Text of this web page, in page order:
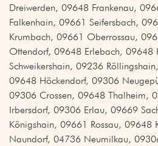
Dreiwerden, 09648 Frankenau,
Falkenhain, 09661 Seifersbach,
Krumbach, 09661 Oberrossau,
Ottendorf, 09648 Erlebach, 09648
Schweikershain, 09236
09648 Höckendorf, 09306
09306 Crossen, 09648 Thalheim,
Irbersdorf, 09306 Erlau, 09669
Königshain, 09661 Rossau, 09648
Naundorf, 04736 Neumilkau,